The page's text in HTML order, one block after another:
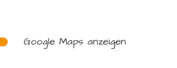
Google Maps anzeigen